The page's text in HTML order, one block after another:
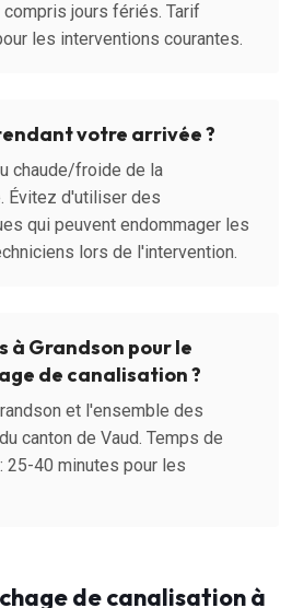
jours fériés. Tarif
les interventions courantes.
votre arrivée ?
chaude/froide de la
Évitez d'utiliser des
qui peuvent endommager les
lors de l'intervention.
à Grandson pour le
de canalisation ?
et l'ensemble des
canton de Vaud. Temps de
25-40 minutes pour les
de canalisation à